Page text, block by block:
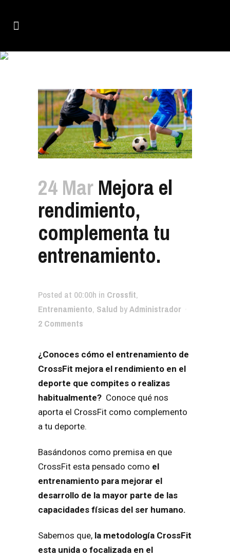
24 Mar Mejora el
rendimiento,
complementa tu
entrenamiento.
Posted at 00:00h in Crossfit,
Entrenamiento, Salud byAdministrador
2 Comments
¿Conoces cómo el entrenamiento de
CrossFit mejora el rendimiento en el
deporte que compites o realizas
habitualmente? Conoce qué nos
aporta el CrossFit como complemento
a tu deporte.
Basándonos como premisa en que
CrossFit esta pensado como el
entrenamiento para mejorar el
desarrollo de la mayor parte de las
capacidades físicas del ser humano.
Sabemos que, la metodología CrossFit
esta unida o focalizada en el